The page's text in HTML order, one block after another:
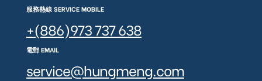
服務熱線 SERVICE MOBILE
+(886)973 737 638
電郵 EMAIL
service@hungmeng.com